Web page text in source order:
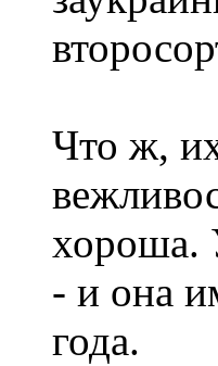
Что ж,
хороша.
- и она
года.